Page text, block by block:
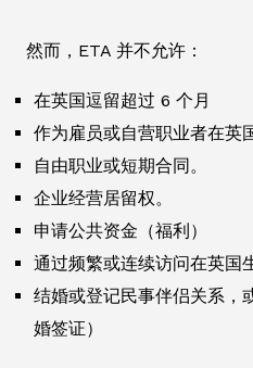
然而，ETA 并不允许：
在英国逗留超过 6 个月
作为雇员或自营职业者在英
自由职业或短期合同。
企业经营居留权。
申请公共资金（福利）
通过频繁或连续访问在英国
结婚或登记民事伴侣关系，
婚签证）